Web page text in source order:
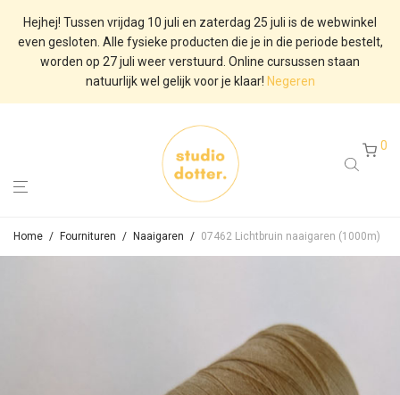
Hejhej! Tussen vrijdag 10 juli en zaterdag 25 juli is de webwinkel
even gesloten. Alle fysieke producten die je in die periode bestelt,
worden op 27 juli weer verstuurd. Online cursussen staan
natuurlijk wel gelijk voor je klaar! Negeren
0
Home / Fournituren / Naaigaren / 07462 Lichtbruin naaigaren (1000m)